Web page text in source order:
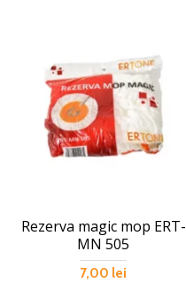
Rezerva magic mop ERT-
MN 505
7,00 lei